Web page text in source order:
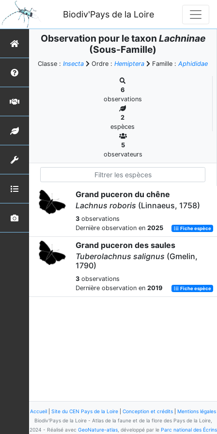
Biodiv'Pays de la Loire
Observation pour le taxon Lachninae
(Sous-Famille)
Classe : Insecta Ordre : Hemiptera Famille : Aphididae
6
observations
2
espèces
5
observateurs
Grand puceron du chêne
Lachnus roboris (Linnaeus, 1758)
3 observations
Dernière observation en 2025 Fiche espèce
Grand puceron des saules
Tuberolachnus salignus (Gmelin,
1790)
3 observations
Dernière observation en 2019 Fiche espèce
Accueil Site du CEN Pays de la Loire Conception et crédits
Mentions légales
Biodiv'Pays de la Loire - Atlas de la faune et de la flore des Pays de la Loire,
2024 - Réalisé avec GeoNature-atlas, développé par le Parc national des Écrins